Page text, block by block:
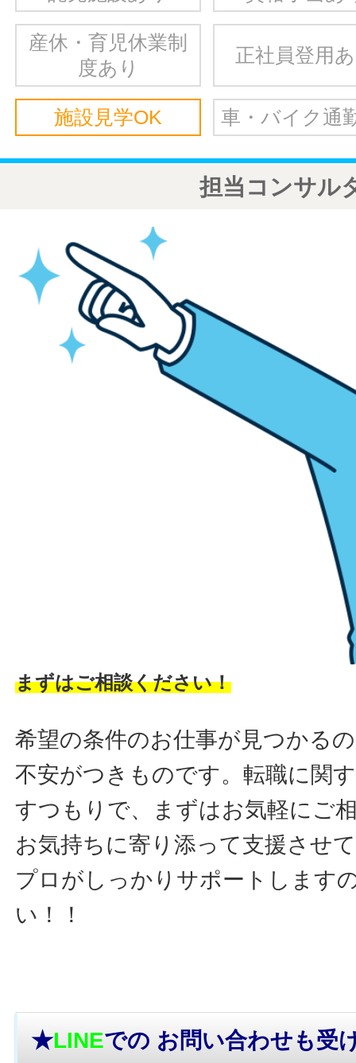
産休・育児休業制
度あり
正社員登用
施設見学OK 車・バイク通
担当コンサル
まずはご相談ください！
希望の条件のお仕事が見つかる
不安がつきものです。転職に関
すつもりで、まずはお気軽にご
お気持ちに寄り添って支援させ
プロがしっかりサポートします
い！！
★LINEでの お問い合わせも受